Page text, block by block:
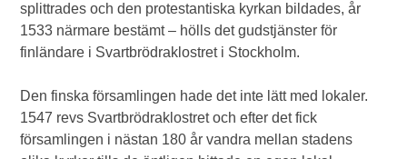
splittrades och den protestantiska kyrkan bildades, år
1533 närmare bestämt – hölls det gudstjänster för
finländare i Svartbrödraklostret i Stockholm.
Den finska församlingen hade det inte lätt med lokaler.
1547 revs Svartbrödraklostret och efter det fick
församlingen i nästan 180 år vandra mellan stadens